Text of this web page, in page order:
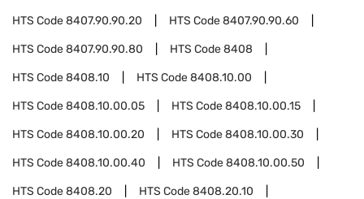
HTS Code8407.90.90.20 HTS Code8407.90.90.60
HTS Code8407.90.90.80 HTS Code8408
HTS Code8408.10 HTS Code8408.10.00
HTS Code8408.10.00.05 HTS Code8408.10.00.15
HTS Code8408.10.00.20 HTS Code8408.10.00.30
HTS Code8408.10.00.40 HTS Code8408.10.00.50
HTS Code8408.20 HTS Code8408.20.10